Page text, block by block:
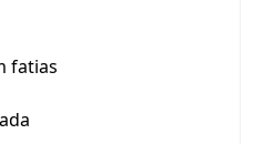
fatias